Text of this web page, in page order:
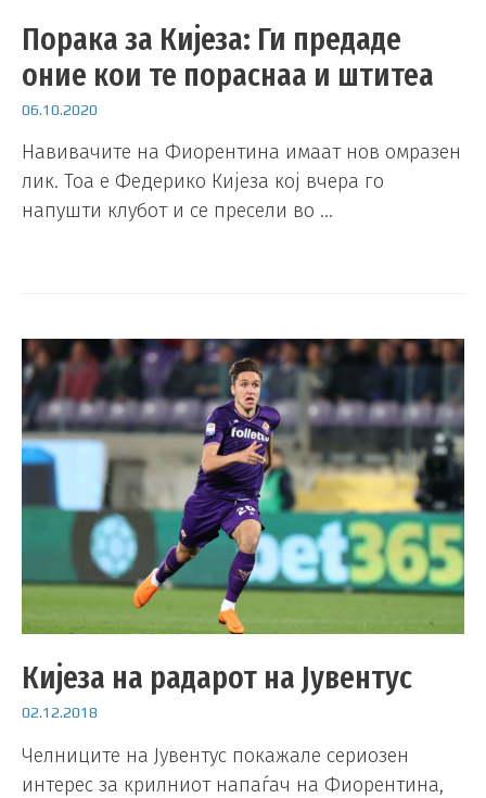
Порака за Кијеза: Ги предаде
оние кои те пораснаа и штитеа
06.10.2020
Навивачите на Фиорентина имаат нов омразен
лик. Тоа е Федерико Кијеза кој вчера го
напушти клубот и се пресели во …
Кијеза на радарот на Јувентус
02.12.2018
Челниците на Јувентус покажале сериозен
интерес за крилниот напаѓач на Фиорентина,